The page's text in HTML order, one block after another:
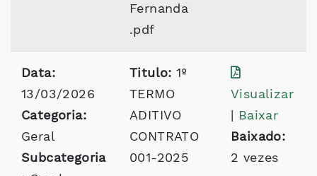
Fernanda
.pdf
Data:
13/03/2026
Categoria:
Geral
Subcategoria
Titulo: 1º
TERMO
ADITIVO
CONTRATO
001-2025
Visualizar
| Baixar
Baixado:
2 vezes